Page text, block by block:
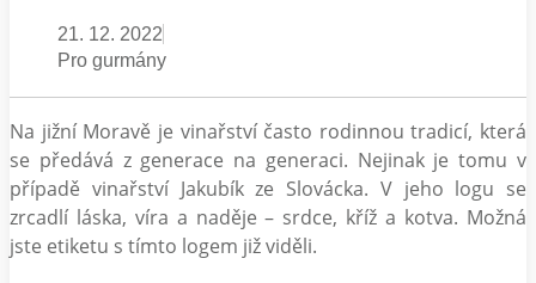
21. 12. 2022
Pro gurmány
Na jižní Moravě je vinařství často rodinnou tradicí, která
se předává z generace na generaci. Nejinak je tomu v
případě vinařství Jakubík ze Slovácka. V jeho logu se
zrcadlí láska, víra a naděje – srdce, kříž a kotva. Možná
jste etiketu s tímto logem již viděli.